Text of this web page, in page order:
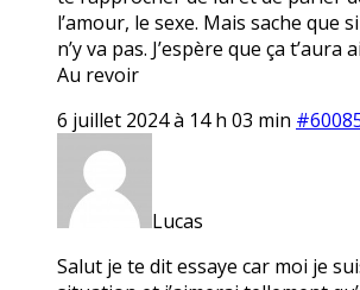
l’amour, le sexe. Mais sache que
n’y va pas. J’espère que ça t’aura
Au revoir
6 juillet 2024 à 14 h 03 min
Lucas
Salut je te dit essaye car moi je